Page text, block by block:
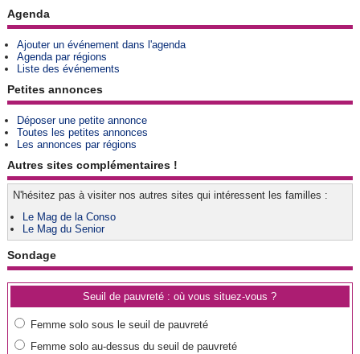
Agenda
Ajouter un événement dans l'agenda
Agenda par régions
Liste des événements
Petites annonces
Déposer une petite annonce
Toutes les petites annonces
Les annonces par régions
Autres sites complémentaires !
N'hésitez pas à visiter nos autres sites qui intéressent les familles :
Le Mag de la Conso
Le Mag du Senior
Sondage
Seuil de pauvreté : où vous situez-vous ?
Femme solo sous le seuil de pauvreté
Femme solo au-dessus du seuil de pauvreté